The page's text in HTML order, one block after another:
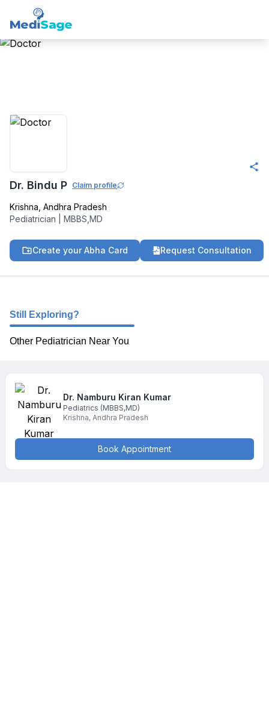
Dr. Bindu P Claim profile
Krishna Andhra Pradesh
Pediatrician
MBBS,MD
Create your Abha Card Request Consultation
Still Exploring?
Other Pediatrician Near You
Dr. Namburu Kiran Kumar
Pediatrics (MBBS,MD)
Krishna, Andhra Pradesh
Book Appointment